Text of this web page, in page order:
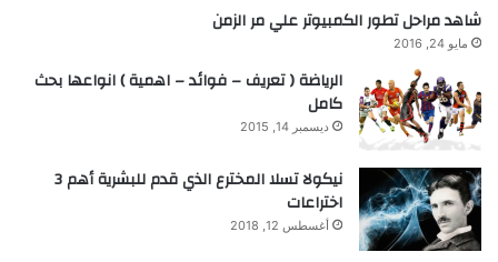
شاهد مراحل تطور الكمبيوتر علي مر الزمن
مايو 24, 2016
الرياضة ( تعريف – فوائد – اهمية ) انواعها بحث
كامل
ديسمبر 14, 2015
نيكولا تسلا المخترع الذي قدم للبشرية أهم 3
اختراعات
أغسطس 12, 2018